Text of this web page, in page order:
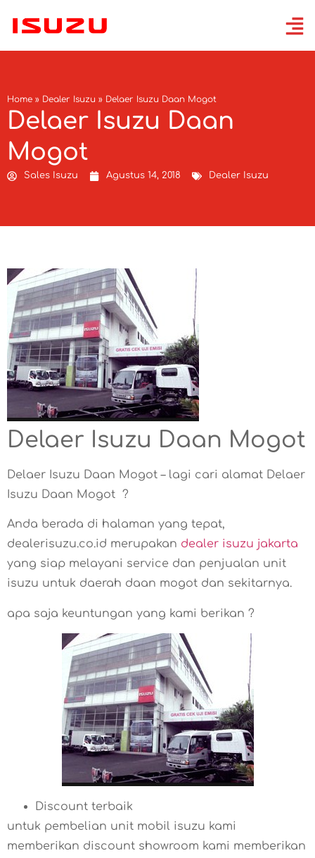
Home » Dealer Isuzu » Delaer Isuzu Daan Mogot
Delaer Isuzu Daan
Mogot
Sales Isuzu Agustus 14, 2018 Dealer Isuzu
Delaer Isuzu Daan Mogot
Delaer Isuzu Daan Mogot – lagi cari alamat Delaer
Isuzu Daan Mogot ?
Anda berada di halaman yang tepat,
dealerisuzu.co.id merupakan dealer isuzu jakarta
yang siap melayani service dan penjualan unit
isuzu untuk daerah daan mogot dan sekitarnya.
apa saja keuntungan yang kami berikan ?
Discount terbaik
untuk pembelian unit mobil isuzu kami
memberikan discount showroom kami memberikan